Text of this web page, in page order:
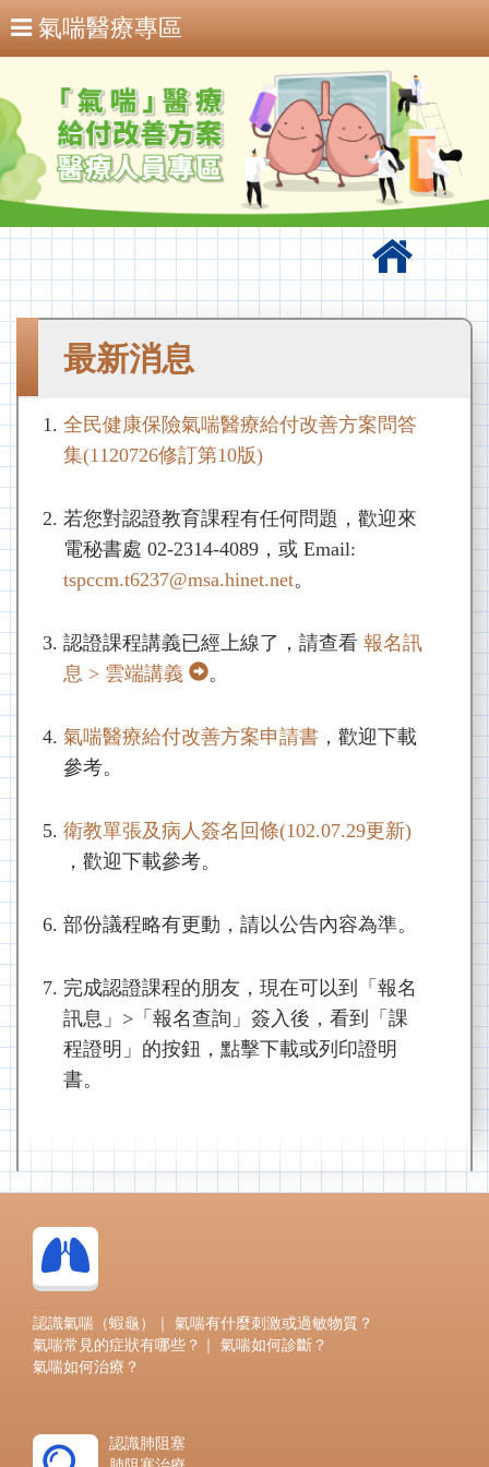
氣喘醫療專區
回首頁
最新消息
全民健康保險氣喘醫療給付改善方案問答
集(1120726修訂第10版)
若您對認證教育課程有任何問題，歡迎來
電秘書處 02-2314-4089，或 Email:
tspccm.t6237@msa.hinet.net。
認證課程講義已經上線了，請查看 報名訊
息 > 雲端講義
。
氣喘醫療給付改善方案申請書 ，歡迎下載
參考。
衛教單張及病人簽名回條(102.07.29更新)
，歡迎下載參考。
部份議程略有更動，請以公告內容為準。
完成認證課程的朋友，現在可以到「報名
訊息」>「報名查詢」簽入後，看到「課
程證明」的按鈕，點擊下載或列印證明
書。
認識氣喘（蝦龜） ｜ 氣喘有什麼刺激或過敏物質？
氣喘常見的症狀有哪些？
｜ 氣喘如何診斷？
氣喘如何治療？
認識肺阻塞